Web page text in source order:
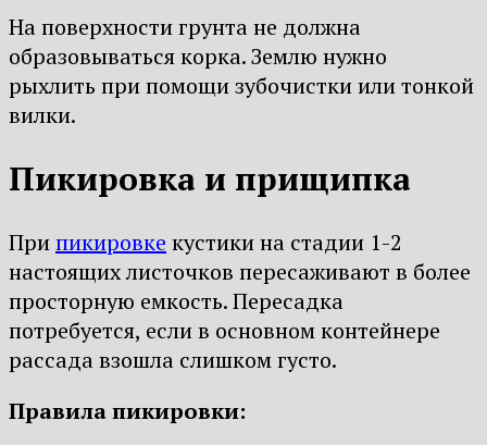
На поверхности грунта не должна
образовываться корка. Землю нужно
рыхлить при помощи зубочистки или тонкой
вилки.
Пикировка и прищипка
Припикировке кустики на стадии 1-2
настоящих листочков пересаживают в более
просторную емкость. Пересадка
потребуется, если в основном контейнере
рассада взошла слишком густо.
Правила пикировки: